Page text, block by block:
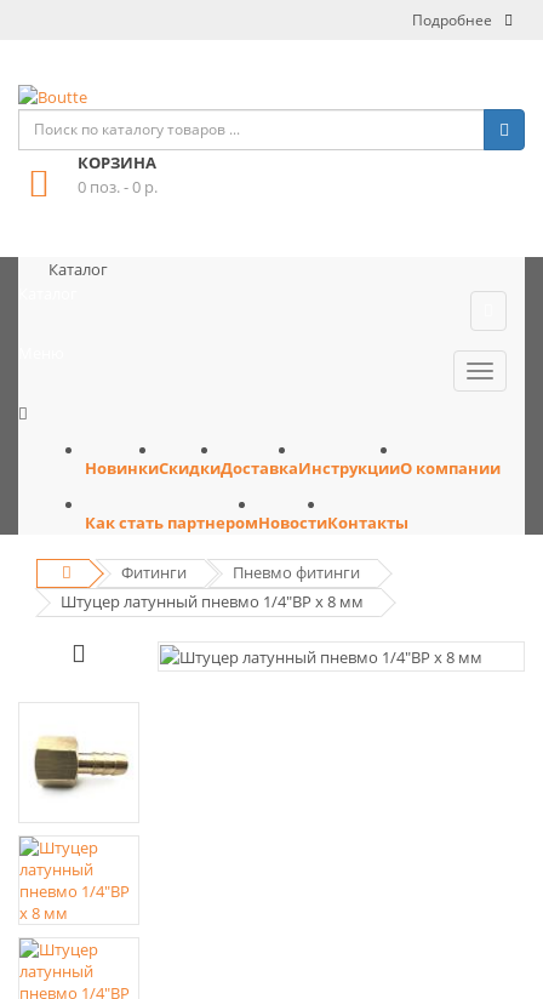
Подробнее
КОРЗИНА
0 поз. - 0 р.
Каталог
НовинкиСкидкиДоставкаИнструкцииО компании
Как стать партнеромНовостиКонтакты
Фитинги
Пневмо фитинги
Штуцер латунный пневмо 1/4"ВР х 8 мм